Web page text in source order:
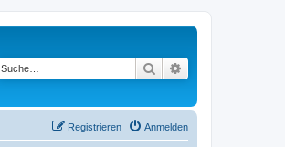
Suche
Anmelden
Registrieren